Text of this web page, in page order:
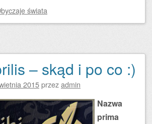
świata
– skąd i po co :)
2015przezadmin
Nazwa
prima